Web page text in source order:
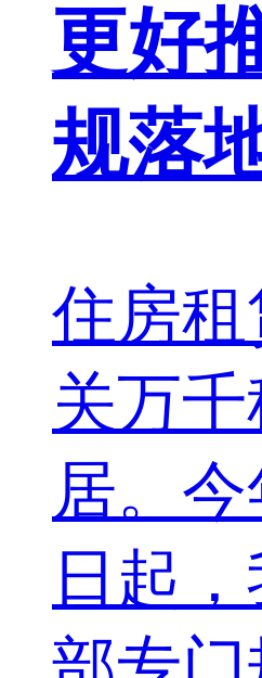
更好
规落
住房
关万
居。
日起